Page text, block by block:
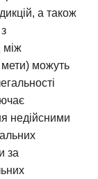
а також
між
мети) можуть
недійсними
за